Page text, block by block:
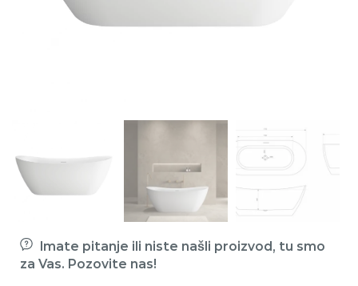
Imate pitanje ili niste našli proizvod, tu smo
za Vas. Pozovite nas!